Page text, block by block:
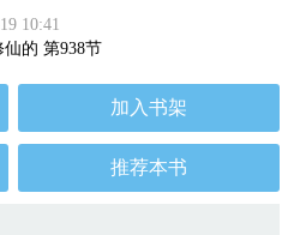
10:41
的 第938节
加入书架
推荐本书